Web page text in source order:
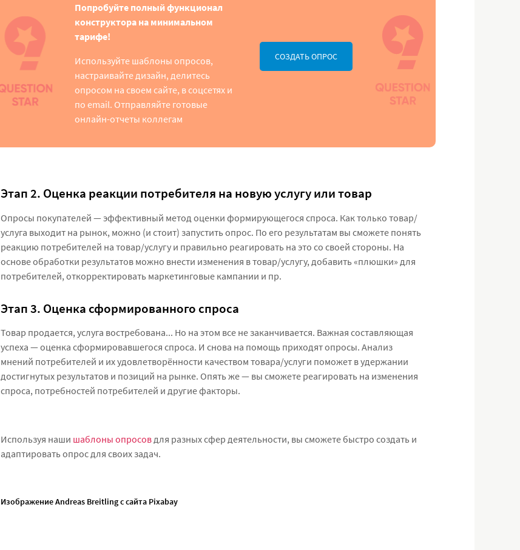
Попробуйте полный функционал
конструктора на минимальном
тарифе!
Используйте шаблоны опросов,
настраивайте дизайн, делитесь
опросом на своем сайте, в соцсетях и
по email. Отправляйте готовые
онлайн-отчеты коллегам
СОЗДАТЬ ОПРОС
Этап 2. Оценка реакции потребителя на новую услугу или товар
Опросы покупателей — эффективный метод оценки формирующегося спроса. Как только товар/
услуга выходит на рынок, можно (и стоит) запустить опрос. По его результатам вы сможете понять
реакцию потребителей на товар/услугу и правильно реагировать на это со своей стороны. На
основе обработки результатов можно внести изменения в товар/услугу, добавить «плюшки» для
потребителей, откорректировать маркетинговые кампании и пр.
Этап 3. Оценка сформированного спроса
Товар продается, услуга востребована... Но на этом все не заканчивается. Важная составляющая
успеха — оценка сформировавшегося спроса. И снова на помощь приходят опросы. Анализ
мнений потребителей и их удовлетворённости качеством товара/услуги поможет в удержании
достигнутых результатов и позиций на рынке. Опять же — вы сможете реагировать на изменения
спроса, потребностей потребителей и другие факторы.
Используя наши шаблоны опросовдля разных сфер деятельности, вы сможете быстро создать и
адаптировать опрос для своих задач.
Изображение Andreas Breitling с сайта Pixabay